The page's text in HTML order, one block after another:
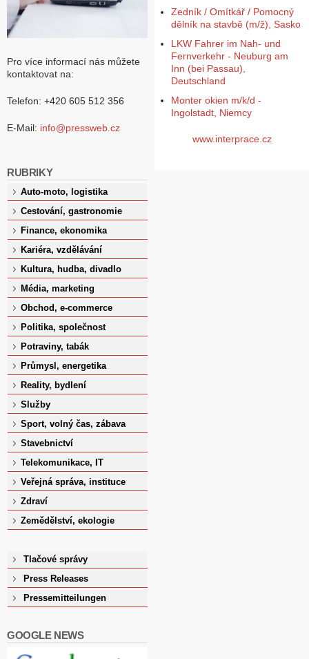
Pro více informací nás můžete
kontaktovat na:
Telefon: +420 605 512 356
E-Mail: info@pressweb.cz
RUBRIKY
Auto-moto, logistika
Cestování, gastronomie
Finance, ekonomika
Kariéra, vzdělávání
Kultura, hudba, divadlo
Média, marketing
Obchod, e-commerce
Politika, společnost
Potraviny, tabák
Průmysl, energetika
Reality, bydlení
Služby
Sport, volný čas, zábava
Stavebnictví
Telekomunikace, IT
Veřejná správa, instituce
Zdraví
Zemědělství, ekologie
Tlačové správy
Press Releases
Pressemitteilungen
GOOGLE NEWS
Zedník / Omítkář / Pomocný
dělník na stavbě (m/ž), Sasko
LKW Fahrer im Nah- und
Fernverkehr - Neuburg am
Inn (bei Passau),
Deutschland
Monter okien m/k/d -
Ingolstadt, Niemcy
www.interprace.cz